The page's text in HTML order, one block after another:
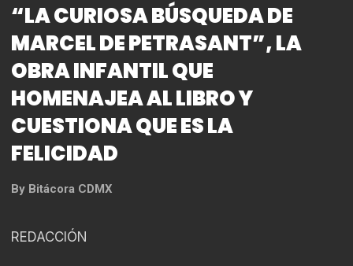
“LA CURIOSA BÚSQUEDA DE
MARCEL DE PETRASANT”, LA
OBRA INFANTIL QUE
HOMENAJEA AL LIBRO Y
CUESTIONA QUE ES LA
FELICIDAD
By Bitácora CDMX
REDACCIÓN